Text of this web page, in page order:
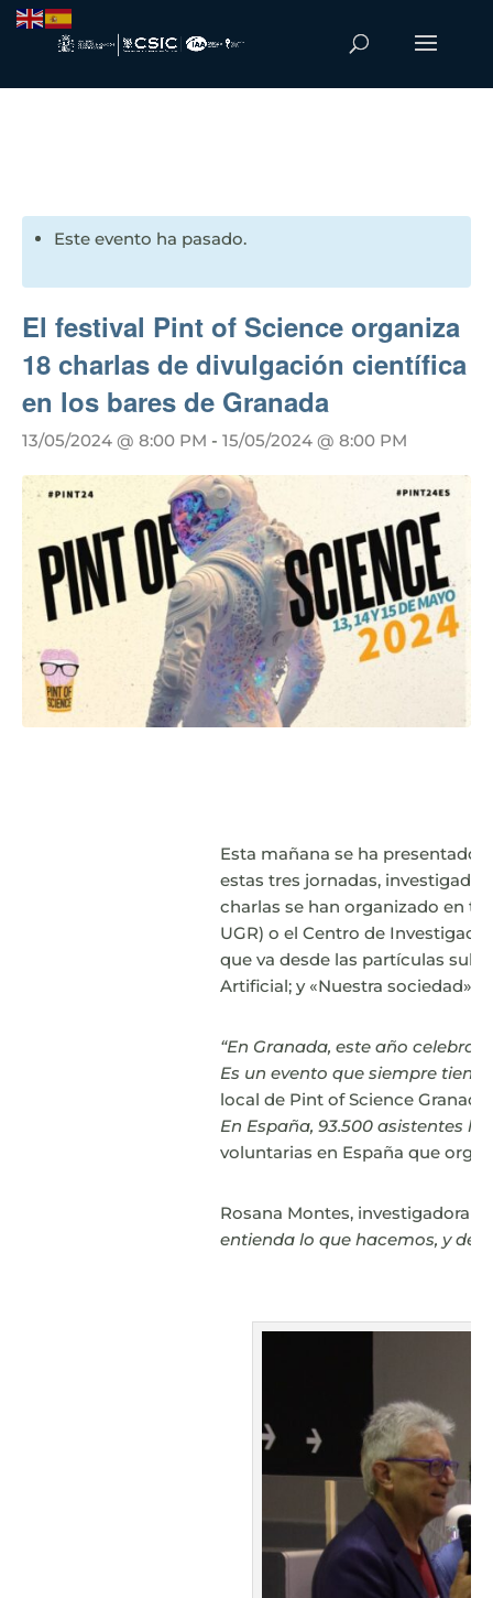
Este evento ha pasado.
El festival Pint of Science organiza
18 charlas de divulgación científica
en los bares de Granada
13/05/2024 @ 8:00 PM - 15/05/2024 @ 8:00 PM
Esta mañana se ha presentado
estas tres jornadas,
charlas se han organizado en
UGR) o el Centro de
que va desde las partículas
Artificial; y «Nuestra sociedad»
“En Granada, este año
Es un evento que siempre
local de Pint of Science
En España, 93.500 asistentes
voluntarias en España que
Rosana Montes, investigadora
entienda lo que hacemos, y